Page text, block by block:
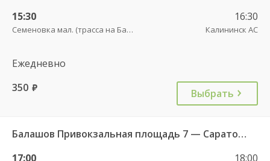
15:30
Семеновка мал. (трасса на Балашов)
16:30
Калининск АС
Ежедневно
350 руб. Выбрать
Балашов Привокзальная площадь 7 — Саратов АВ Центральный (ул им Пугачева 179 А) 603-1
17:00
18:00